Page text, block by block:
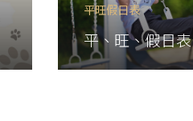
平旺假日表
平、旺、假日表